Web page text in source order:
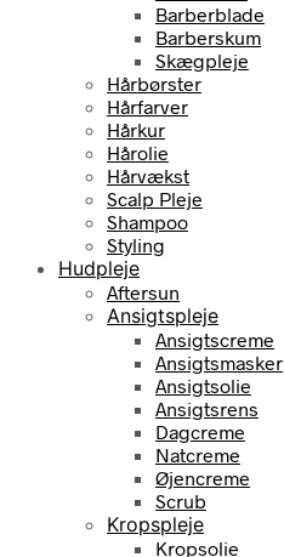
Barberblade
Barberskum
Skægpleje
Hårbørster
Hårfarver
Hårkur
Hårolie
Hårvækst
Scalp Pleje
Shampoo
Styling
Hudpleje
Aftersun
Ansigtspleje
Ansigtscreme
Ansigtsmasker
Ansigtsolie
Ansigtsrens
Dagcreme
Natcreme
Øjencreme
Scrub
Kropspleje
Kropsolie